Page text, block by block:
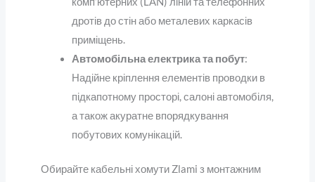
дротів до стін або металевих каркасів
приміщень.
Автомобільна електрика та побут:
Надійне кріплення елементів проводки в
підкапотному просторі, салоні автомобіля,
а також акуратне впорядкування
побутових комунікацій.
Обирайте кабельні хомути Zlami з монтажним